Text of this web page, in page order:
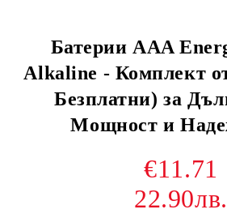
Батерии AAA
Alkaline - Комплект
Безплатни) за
Мощност и
€11.71
22.90лв.